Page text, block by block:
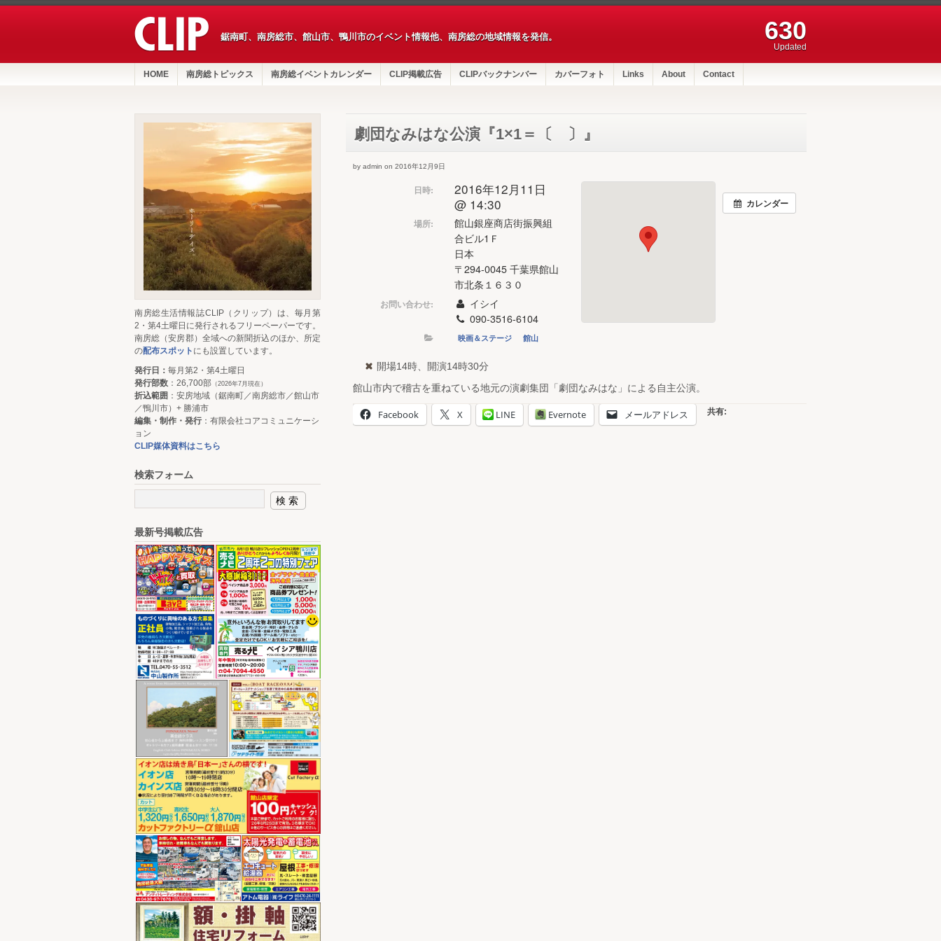
鋸南町、南房総市、館山市、鴨川市のイベント情報他、南房総の地域情報を発信。 630
Updated
HOME 南房総トピックス 南房総イベントカレンダー CLIP掲載広告 CLIPバックナンバー カバーフォト Links About Contact
劇団なみはな公演『1×1＝〔 〕』
by admin on 2016年12月9日
カレンダー
日時:
2016年12月11日
@ 14:30
場所:
館山銀座商店街振興組
合ビル1Ｆ
日本
〒294-0045 千葉県館山
市北条１６３０
お問い合わせ:
イシイ
090-3516-6104
映画＆ステージ 館山
開場14時、開演14時30分
館山市内で稽古を重ねている地元の演劇集団「劇団なみはな」による自主公演。
共有:
Facebook X LINE Evernote メールアドレス
南房総生活情報誌CLIP（クリップ）は、毎月第
2・第4土曜日に発行されるフリーペーパーです。
南房総（安房郡）全域への新聞折込のほか、所定
の配布スポット にも設置しています。
発行日： 毎月第2・第4土曜日
発行部数 ：26,700部 （2026年7月現在）
折込範囲 ：安房地域（鋸南町／南房総市／館山市
／鴨川市）+ 勝浦市
編集・制作・発行：有限会社コアコミュニケーシ
ョン
CLIP媒体資料はこちら
検索フォーム
最新号掲載広告